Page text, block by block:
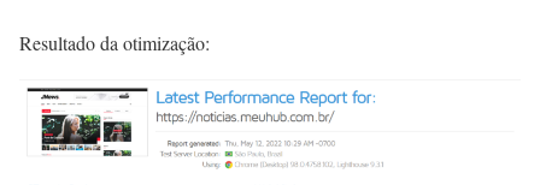
Resultado da otimização: